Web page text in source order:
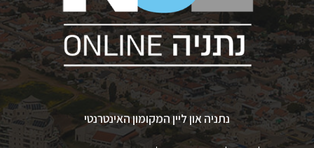
נתניה און ליין המקומון האינטרנטי